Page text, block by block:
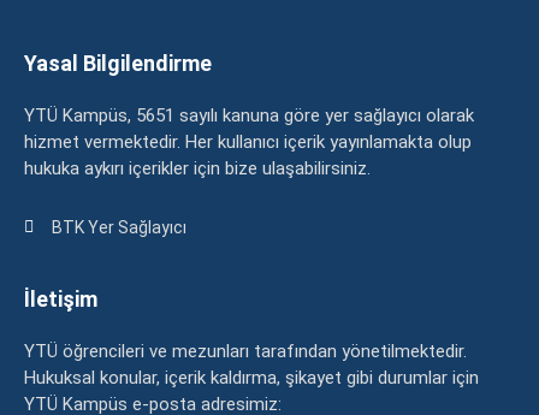
Yasal Bilgilendirme
YTÜ Kampüs, 5651 sayılı kanuna göre yer sağlayıcı olarak
hizmet vermektedir. Her kullanıcı içerik yayınlamakta olup
hukuka aykırı içerikler için bize ulaşabilirsiniz.
BTK Yer Sağlayıcı
İletişim
YTÜ öğrencileri ve mezunları tarafından yönetilmektedir.
Hukuksal konular, içerik kaldırma, şikayet gibi durumlar için
YTÜ Kampüs e-posta adresimiz: